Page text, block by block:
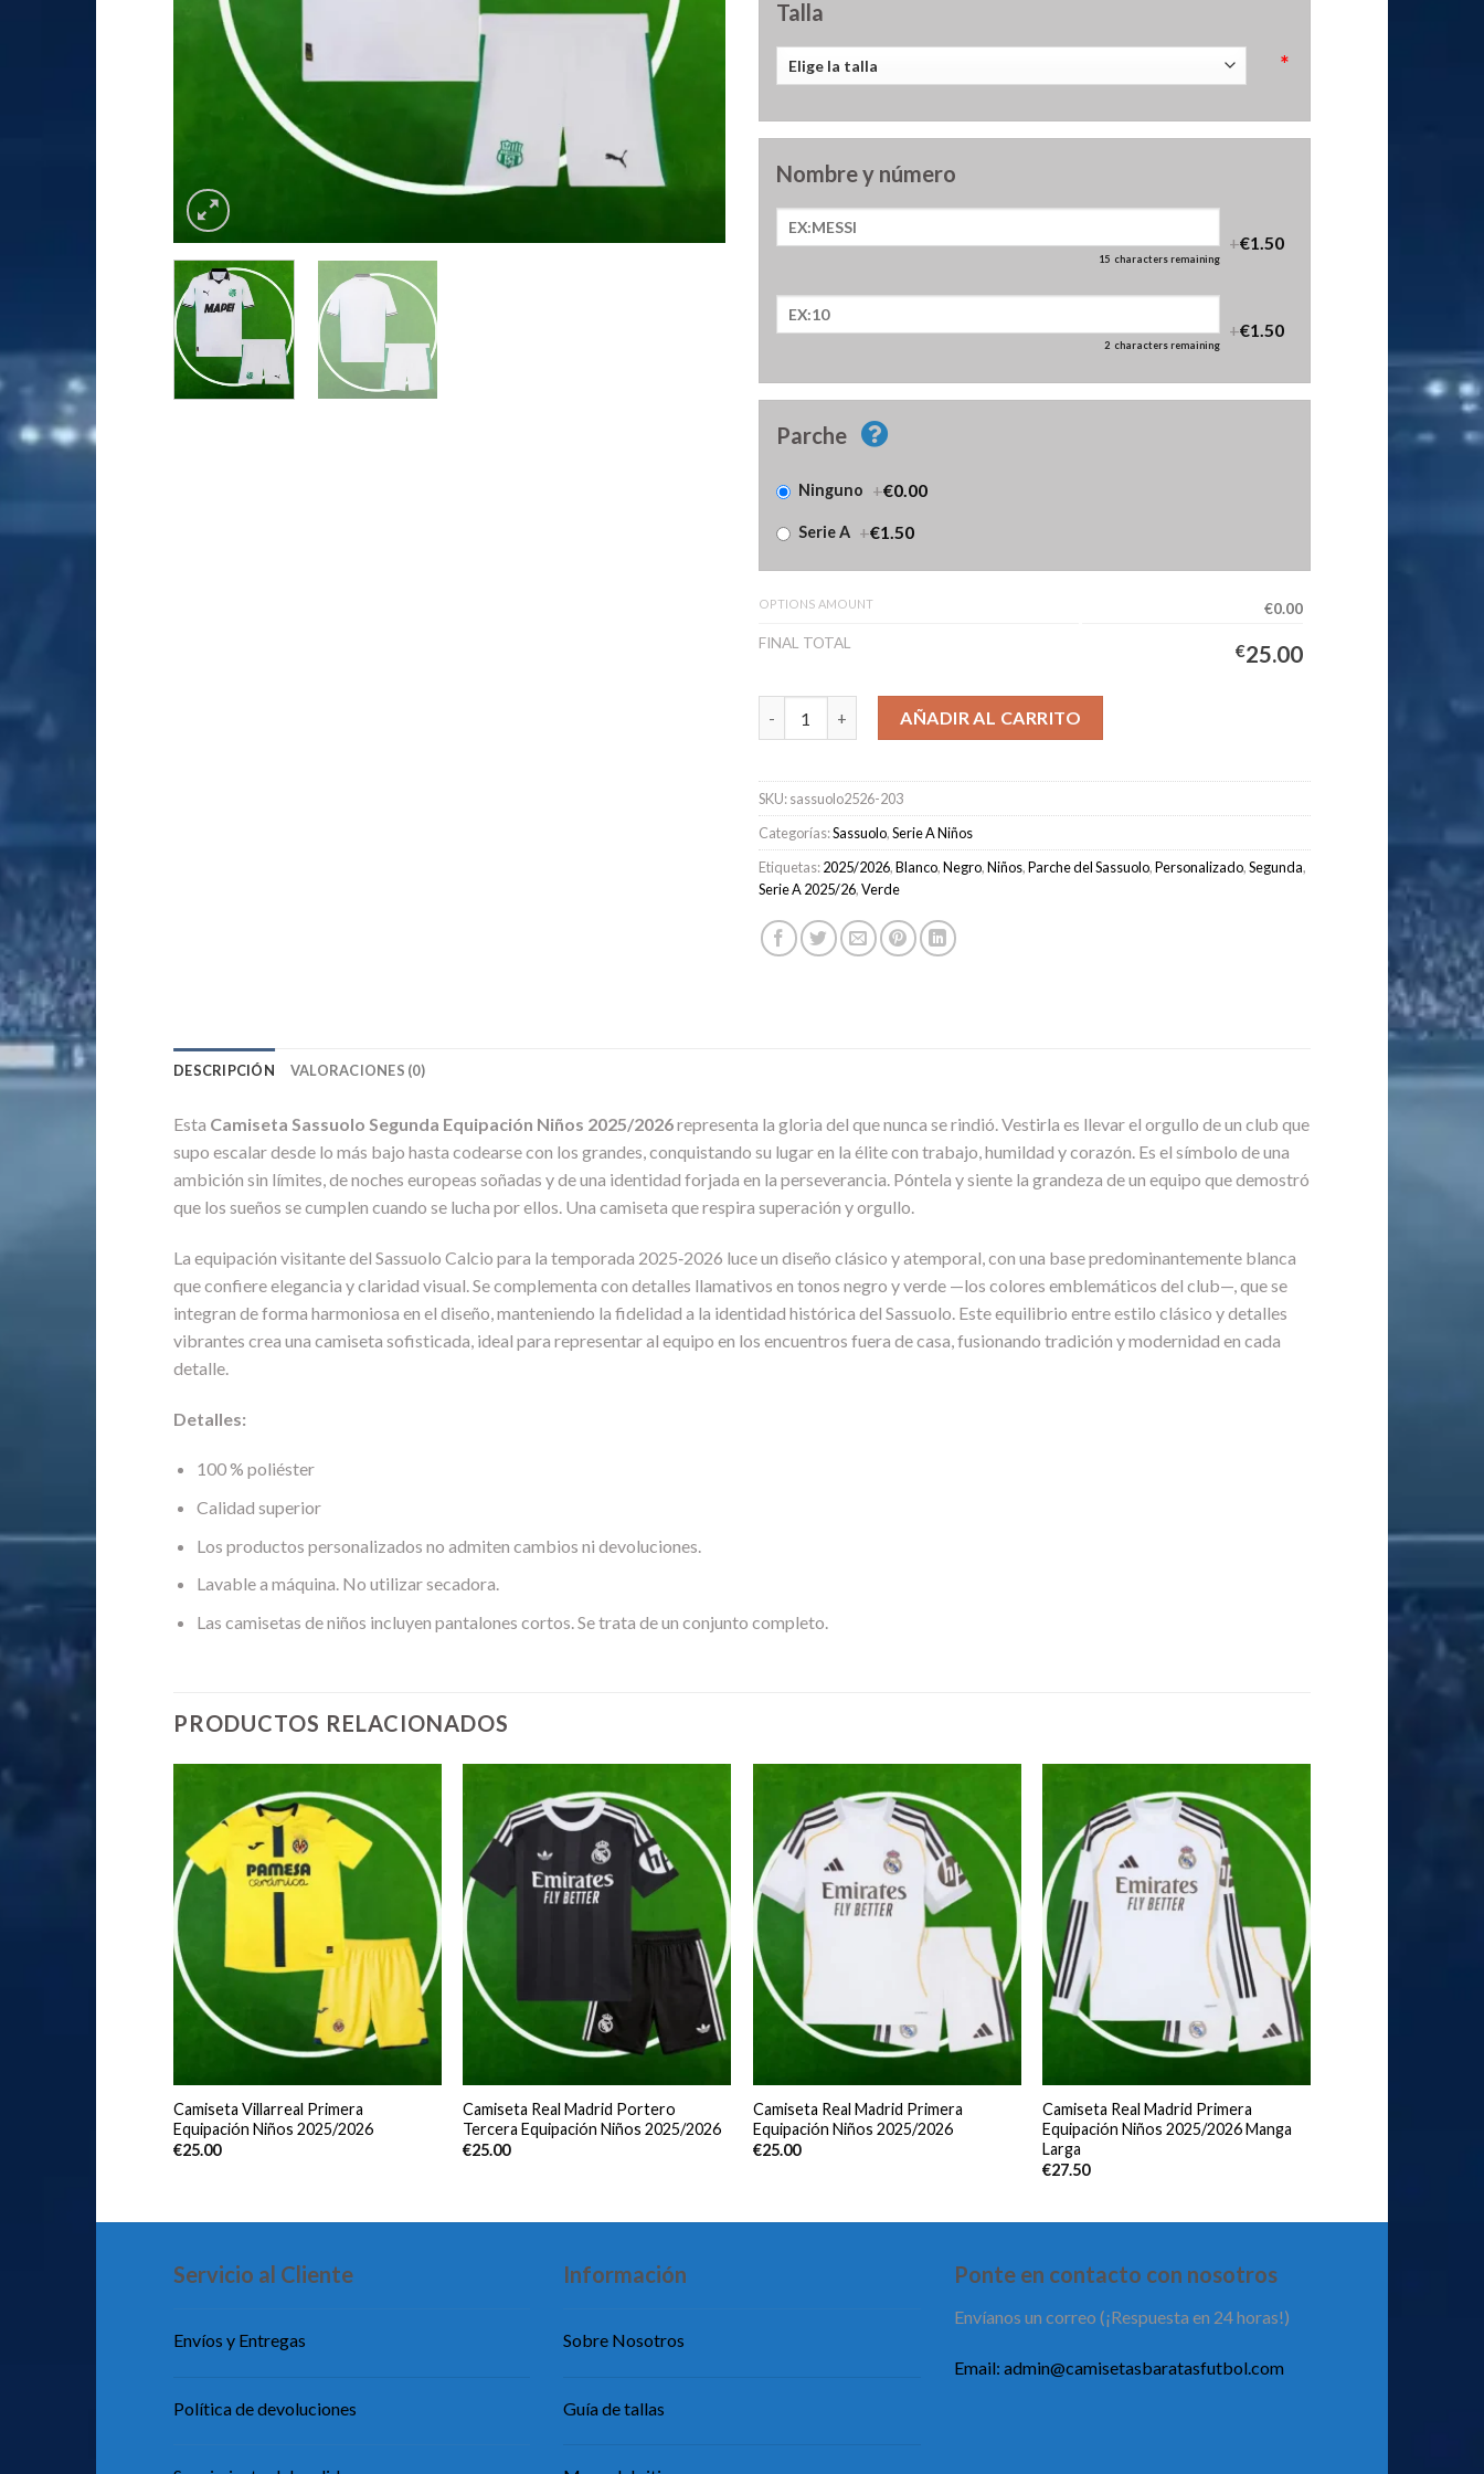
Talla
*
Nombre y número
15 characters remaining
+€1.50
2 characters remaining
+€1.50
Parche
Ninguno +€0.00
Serie A +€1.50
OPTIONS AMOUNT
€0.00
FINAL TOTAL
€25.00
Camiseta Sassuolo Segunda Equipación Niños 2025/2026 cantidad
AÑADIR AL CARRITO
SKU:sassuolo2526-203
Categorías:Sassuolo,Serie A Niños
Etiquetas:2025/2026,Blanco,Negro,Niños,Parche del Sassuolo,Personalizado,Segunda,
Serie A 2025/26,Verde
DESCRIPCIÓN VALORACIONES (0)
Esta Camiseta Sassuolo Segunda Equipación Niños 2025/2026representa la gloria del que nunca se rindió. Vestirla es llevar el orgullo de un club que
supo escalar desde lo más bajo hasta codearse con los grandes, conquistando su lugar en la élite con trabajo, humildad y corazón. Es el símbolo de una
ambición sin límites, de noches europeas soñadas y de una identidad forjada en la perseverancia. Póntela y siente la grandeza de un equipo que demostró
que los sueños se cumplen cuando se lucha por ellos. Una camiseta que respira superación y orgullo.
La equipación visitante del Sassuolo Calcio para la temporada 2025‑2026 luce un diseño clásico y atemporal, con una base predominantemente blanca
que confiere elegancia y claridad visual. Se complementa con detalles llamativos en tonos negro y verde —los colores emblemáticos del club—, que se
integran de forma harmoniosa en el diseño, manteniendo la fidelidad a la identidad histórica del Sassuolo. Este equilibrio entre estilo clásico y detalles
vibrantes crea una camiseta sofisticada, ideal para representar al equipo en los encuentros fuera de casa, fusionando tradición y modernidad en cada
detalle.
Detalles:
100 % poliéster
Calidad superior
Los productos personalizados no admiten cambios ni devoluciones.
Lavable a máquina. No utilizar secadora.
Las camisetas de niños incluyen pantalones cortos. Se trata de un conjunto completo.
PRODUCTOS RELACIONADOS
Camiseta Villarreal Primera
Equipación Niños 2025/2026
€25.00
Camiseta Real Madrid Portero
Tercera Equipación Niños 2025/2026
€25.00
Camiseta Real Madrid Primera
Equipación Niños 2025/2026
€25.00
Camiseta Real Madrid Primera
Equipación Niños 2025/2026 Manga
Larga
€27.50
Servicio al Cliente
Envíos y Entregas
Política de devoluciones
Información
Sobre Nosotros
Guía de tallas
Ponte en contacto con nosotros
Envíanos un correo (¡Respuesta en 24 horas!)
Email: admin@camisetasbaratasfutbol.com